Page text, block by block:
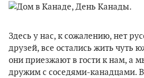
Здесь у нас, к сожалению, нет
друзей, все остались жить чуть
они приезжают в гости к нам, а
дружим с соседями-канадцами.